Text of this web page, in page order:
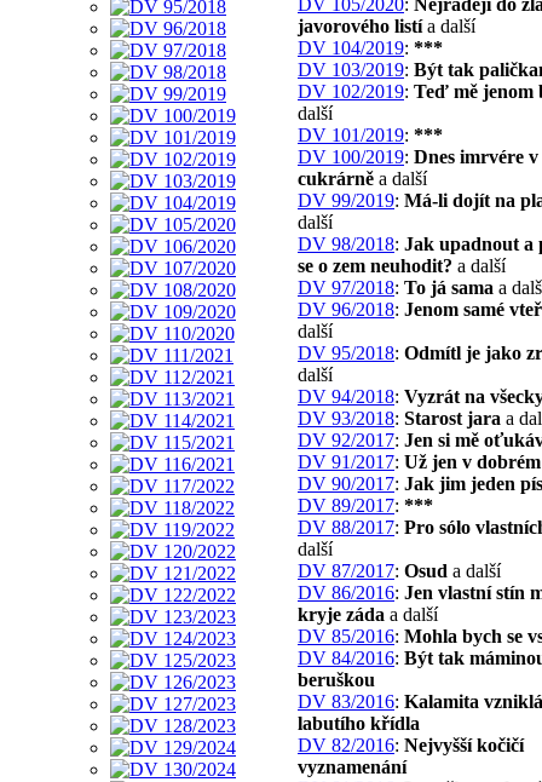
javorového listía další
DV 104/2019: ***
DV 103/2019: Být tak
DV 102/2019: Teď mě jenom
další
DV 101/2019: ***
DV 100/2019: Dnes imrvére v
cukrárně a další
DV 99/2019: Má-li dojít na
další
DV 98/2018: Jak upadnout a
se o zem neuhodit? a další
DV 97/2018: To já sama a
DV 96/2018: Jenom samé
další
DV 95/2018: Odmítl je jako
další
DV 94/2018: Vyzrát na
DV 93/2018: Starost jara a
DV 92/2017: Jen si mě
DV 91/2017: Už jen v dobrém
DV 90/2017: Jak jim jeden
DV 89/2017: ***
DV 88/2017: Pro sólo
další
DV 87/2017: Osud a další
DV 86/2016: Jen vlastní stín
kryje záda a další
DV 85/2016: Mohla bych se
DV 84/2016: Být tak
beruškou
DV 83/2016: Kalamita
labutího křídla
DV 82/2016: Nejvyšší kočičí
vyznamenání